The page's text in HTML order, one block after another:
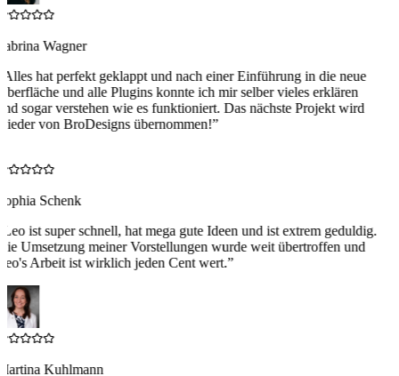
Wagner
Alles hat perfekt geklappt und nach einer Einführung in die neue
und alle Plugins konnte ich mir selber vieles erklären
sogar verstehen wie es funktioniert. Das nächste Projekt wird
von BroDesigns übernommen!”
Schenk
Leo ist super schnell, hat mega gute Ideen und ist extrem geduldig.
Umsetzung meiner Vorstellungen wurde weit übertroffen und
Arbeit ist wirklich jeden Cent wert.”
Kuhlmann